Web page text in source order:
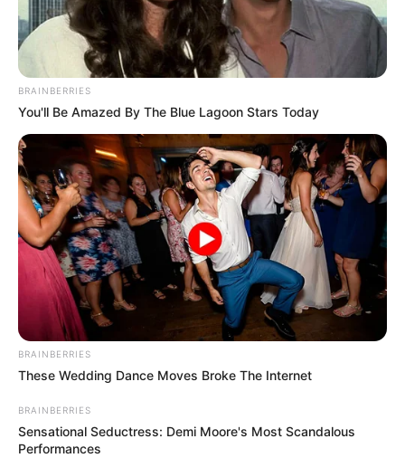
MANTÉNGASE EN ALERTA
Tenemos todas las noticias que le
interesan. Para estar bien informado, por
ACTIVAR AHORA
TEMAS DESTACADOS
SARAMPIÓN AVENIDA AMBALÁ
IBAGUÉ
PARQUE DE DIVERSIONES
ELECCIONES PRESIDENCIALES
FENÓMENO DEL NIÑO
BRAINBERRIES
You'll Be Amazed By The Blue Lagoon Stars Today
BRAINBERRIES
These Wedding Dance Moves Broke The Internet
BRAINBERRIES
Sensational Seductress: Demi Moore's Most Scandalous
Performances